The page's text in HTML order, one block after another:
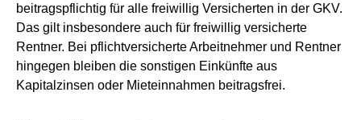
beitragspflichtig für alle freiwillig Versicherten in der GKV.
Das gilt insbesondere auch für freiwillig versicherte
Rentner. Bei pflichtversicherte Arbeitnehmer und Rentner
hingegen bleiben die sonstigen Einkünfte aus
Kapitalzinsen oder Mieteinnahmen beitragsfrei.